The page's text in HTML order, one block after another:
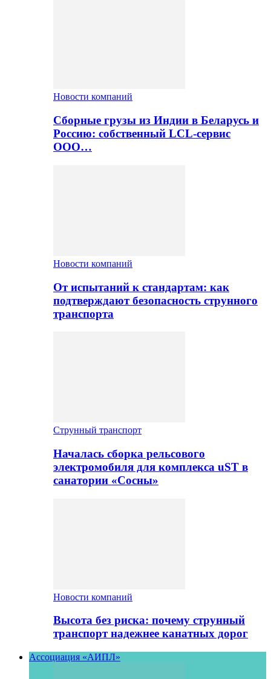
Новости компаний
Сборные грузы из Индии в Беларусь и
Россию: собственный LCL-сервис
ООО…
Новости компаний
От испытаний к стандартам: как
подтверждают безопасность струнного
транспорта
Струнный транспорт
Началась сборка рельсового
электромобиля для комплекса uST в
санатории «Сосны»
Новости компаний
Высота без риска: почему струнный
транспорт надежнее канатных дорог
Ассоциация «АИПЛ»